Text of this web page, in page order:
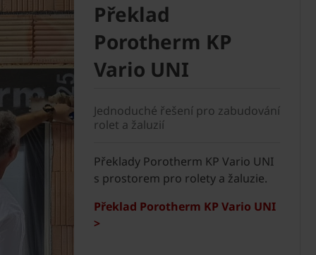
Překlad
Porotherm KP
Vario UNI
Jednoduché řešení pro zabudování
rolet a žaluzií
Překlady Porotherm KP Vario UNI
s prostorem pro rolety a žaluzie.
Překlad Porotherm KP Vario UNI
>